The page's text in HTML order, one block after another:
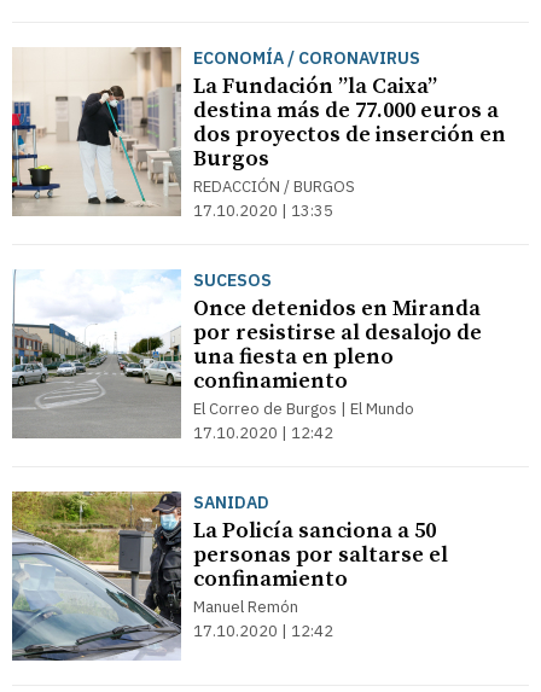
ECONOMÍA / CORONAVIRUS
La Fundación ”la Caixa”
destina más de 77.000 euros a
dos proyectos de inserción en
Burgos
REDACCIÓN / BURGOS
17.10.2020 | 13:35
SUCESOS
Once detenidos en Miranda
por resistirse al desalojo de
una fiesta en pleno
confinamiento
El Correo de Burgos | El Mundo
17.10.2020 | 12:42
SANIDAD
La Policía sanciona a 50
personas por saltarse el
confinamiento
Manuel Remón
17.10.2020 | 12:42